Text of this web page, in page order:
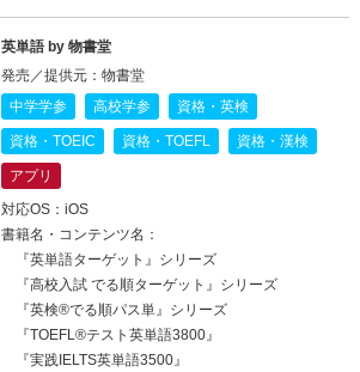
英単語 by 物書堂
発売／提供元：物書堂
中学学参
高校学参 資格・英検
資格・TOEIC 資格・TOEFL 資格・漢検
アプリ
対応OS：iOS
書籍名・コンテンツ名：
『英単語ターゲット』シリーズ
『高校入試 でる順ターゲット』シリーズ
『英検®でる順パス単』シリーズ
『TOEFL®テスト英単語3800』
『実践IELTS英単語3500』